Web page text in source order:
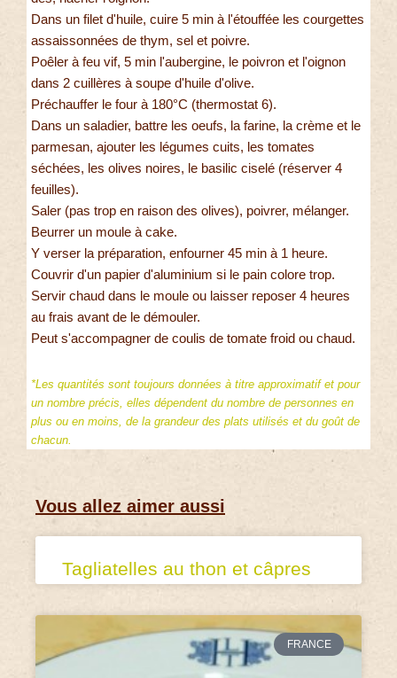
Dans un filet d'huile, cuire 5 min à l'étouffée les courgettes
assaissonnées de thym, sel et poivre.
Poêler à feu vif, 5 min l'aubergine, le poivron et l'oignon
dans 2 cuillères à soupe d'huile d'olive.
Préchauffer le four à 180°C (thermostat 6).
Dans un saladier, battre les oeufs, la farine, la crème et le
parmesan, ajouter les légumes cuits, les tomates
séchées, les olives noires, le basilic ciselé (réserver 4
feuilles).
Saler (pas trop en raison des olives), poivrer, mélanger.
Beurrer un moule à cake.
Y verser la préparation, enfourner 45 min à 1 heure.
Couvrir d'un papier d'aluminium si le pain colore trop.
Servir chaud dans le moule ou laisser reposer 4 heures
au frais avant de le démouler.
Peut s'accompagner de coulis de tomate froid ou chaud.
*Les quantités sont toujours données à titre approximatif et pour
un nombre précis, elles dépendent du nombre de personnes en
plus ou en moins, de la grandeur des plats utilisés et du goût de
chacun.
Vous allez aimer aussi
Tagliatelles au thon et câpres
FRANCE